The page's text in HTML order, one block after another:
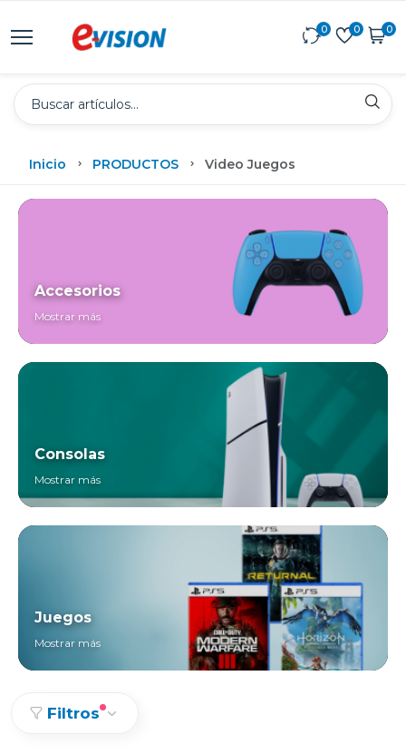
0 0 0
Inicio PRODUCTOS Video Juegos
Accesorios
Mostrar más
Consolas
Mostrar más
Juegos
Mostrar más
Filtros